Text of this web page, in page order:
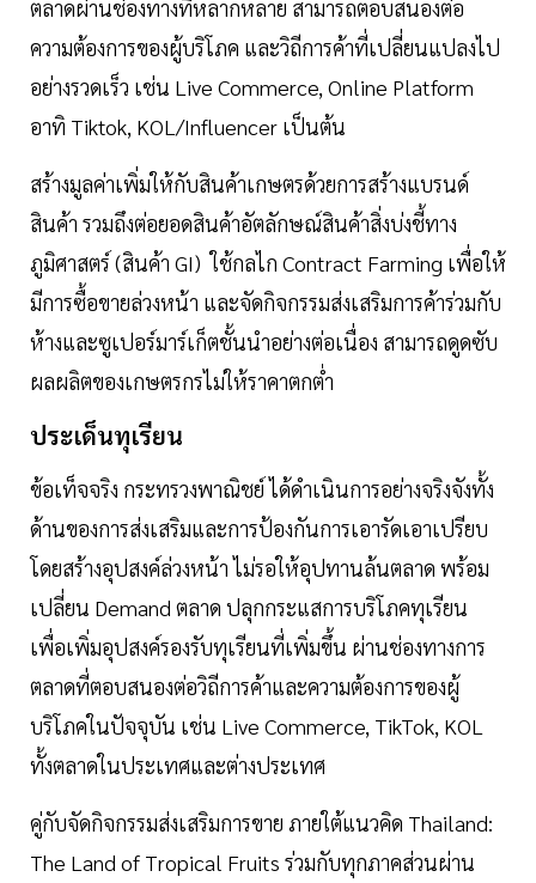
ตลาดผ่านช่องทางที่หลากหลาย สามารถตอบสนองต่อ
ความต้องการของผู้บริโภค และวิถีการค้าที่เปลี่ยนแปลงไป
อย่างรวดเร็ว เช่น Live Commerce, Online Platform
อาทิ Tiktok, KOL/Influencer เป็นต้น
สร้างมูลค่าเพิ่มให้กับสินค้าเกษตรด้วยการสร้างแบรนด์
สินค้า รวมถึงต่อยอดสินค้าอัตลักษณ์สินค้าสิ่งบ่งชี้ทาง
ภูมิศาสตร์ (สินค้า GI) ใช้กลไก Contract Farming เพื่อให้
มีการซื้อขายล่วงหน้า และจัดกิจกรรมส่งเสริมการค้าร่วมกับ
ห้างและซูเปอร์มาร์เก็ตชั้นนําอย่างต่อเนื่อง สามารถดูดซับ
ผลผลิตของเกษตรกรไม่ให้ราคาตกตํ่า
ประเด็นทุเรียน
ข้อเท็จจริง กระทรวงพาณิชย์ ได้ดําเนินการอย่างจริงจังทั้ง
ด้านของการส่งเสริมและการป้องกันการเอารัดเอาเปรียบ
โดยสร้างอุปสงค์ล่วงหน้า ไม่รอให้อุปทานล้นตลาด พร้อม
เปลี่ยน Demand ตลาด ปลุกกระแสการบริโภคทุเรียน
เพื่อเพิ่มอุปสงค์รองรับทุเรียนที่เพิ่มขึ้น ผ่านช่องทางการ
ตลาดที่ตอบสนองต่อวิถีการค้าและความต้องการของผู้
บริโภคในปัจจุบัน เช่น Live Commerce, TikTok, KOL
ทั้งตลาดในประเทศและต่างประเทศ
คู่กับจัดกิจกรรมส่งเสริมการขาย ภายใต้แนวคิด Thailand:
The Land of Tropical Fruits ร่วมกับทุกภาคส่วนผ่าน